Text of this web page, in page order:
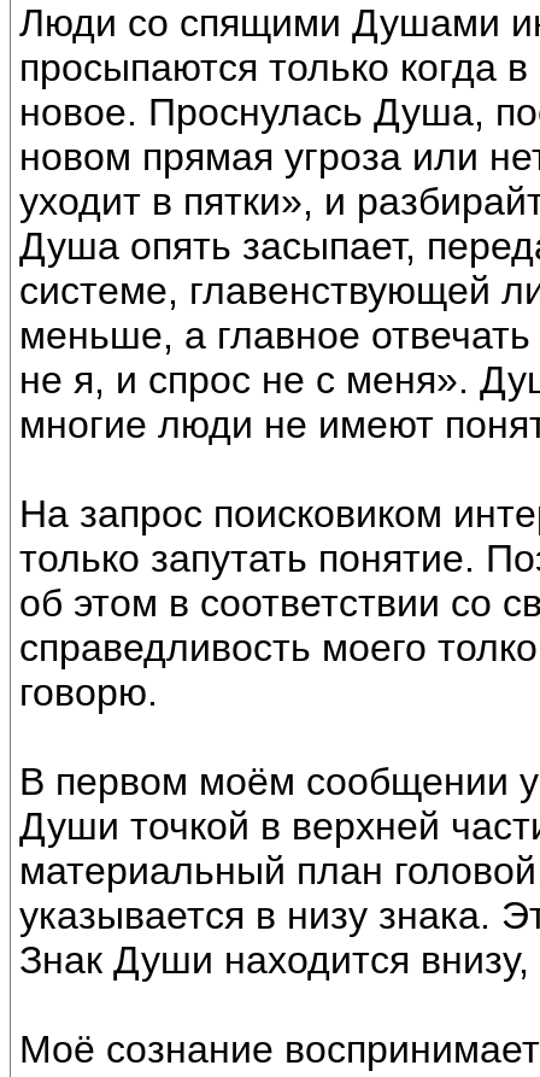
Люди со спящими Душами
просыпаются только когда
новое. Проснулась Душа,
новом прямая угроза или
уходит в пятки», и
Душа опять засыпает,
системе, главенствующей
меньше, а главное
не я, и спрос не с меня».
многие люди не имеют
На запрос поисковиком
только запутать понятие.
об этом в соответствии со
справедливость моего
говорю.
В первом моём сообщении
Души точкой в верхней
материальный план
указывается в низу знака.
Знак Души находится
Моё сознание